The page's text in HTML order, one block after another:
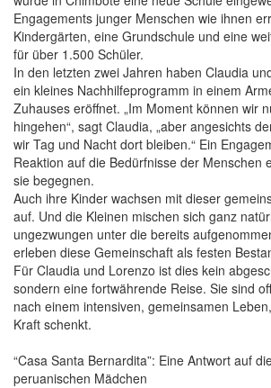
Engagements junger Menschen wie ihnen
Kindergärten, eine Grundschule und eine
für über 1.500 Schüler.
In den letzten zwei Jahren haben Claudia
ein kleines Nachhilfeprogramm in einem
Zuhauses eröffnet. „Im Moment können wir
hingehen“, sagt Claudia, „aber angesichts
wir Tag und Nacht dort bleiben.“ Ein
Reaktion auf die Bedürfnisse der Menschen
sie begegnen.
Auch ihre Kinder wachsen mit dieser
auf. Und die Kleinen mischen sich ganz
ungezwungen unter die bereits
erleben diese Gemeinschaft als festen
Für Claudia und Lorenzo ist dies kein
sondern eine fortwährende Reise. Sie sind
nach einem intensiven, gemeinsamen
Kraft schenkt.
“Casa Santa Bernardita”: Eine Antwort auf
peruanischen Mädchen